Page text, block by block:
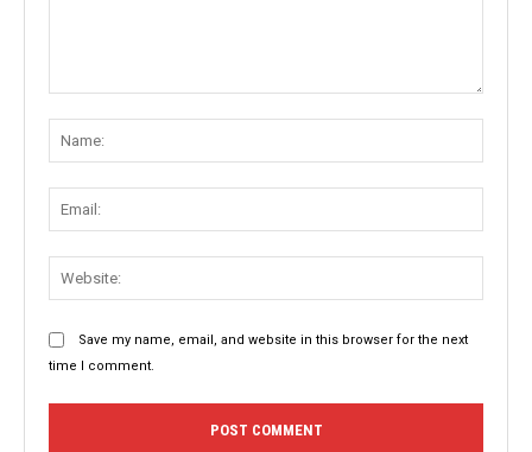
Save my name, email, and website in this browser for the next
time I comment.